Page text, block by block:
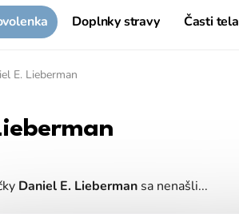
Doplnky stravy Časti tela
E. Lieberman
Daniel E. Lieberman sa nenašli...